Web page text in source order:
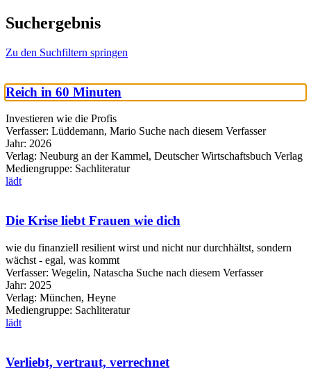
Suchergebnis
Zu den Suchfiltern springen
Reich in 60 Minuten
Investieren wie die Profis
Verfasser: Lüddemann, Mario Suche nach diesem Verfasser
Jahr: 2026
Verlag: Neuburg an der Kammel, Deutscher Wirtschaftsbuch Verlag
Mediengruppe: Sachliteratur
lädt
Die Krise liebt Frauen wie dich
wie du finanziell resilient wirst und nicht nur durchhältst, sondern
wächst - egal, was kommt
Verfasser: Wegelin, Natascha Suche nach diesem Verfasser
Jahr: 2025
Verlag: München, Heyne
Mediengruppe: Sachliteratur
lädt
Verliebt, vertraut, verrechnet